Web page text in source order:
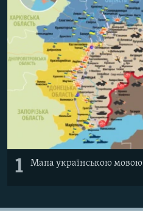
Усі сайти RFE/RL
1 Мапа українською мовою